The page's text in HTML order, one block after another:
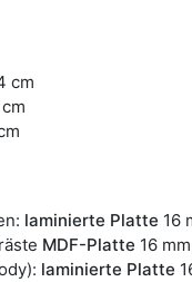
cm
laminierte Platte 16
MDF-Platte 16
laminierte Platte